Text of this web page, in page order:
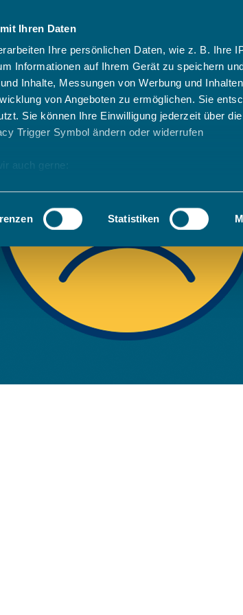
Ihren Daten
Ihre persönlichen Daten, wie z. B. Ihre
Informationen auf Ihrem Gerät zu speichern
Inhalte, Messungen von Werbung und
von Angeboten zu ermöglichen. Sie
Sie können Ihre Einwilligung jederzeit über
Trigger Symbol ändern oder widerrufen
auch gerne:
nach bestimmten Merkmalen
und Anzeigen zu personalisieren, Funktionen
auf unsere Website zu analysieren. Außerdem
unserer Website an unsere Partner für soziale
führen diese Informationen möglicherweise
Statistiken